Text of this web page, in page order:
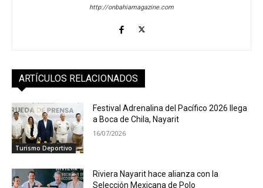
http://onbahiamagazine.com
ARTÍCULOS RELACIONADOS
Turismo Deportivo
Festival Adrenalina del Pacífico 2026 llega
a Boca de Chila, Nayarit
16/07/2026
Riviera Nayarit hace alianza con la
Selección Mexicana de Polo